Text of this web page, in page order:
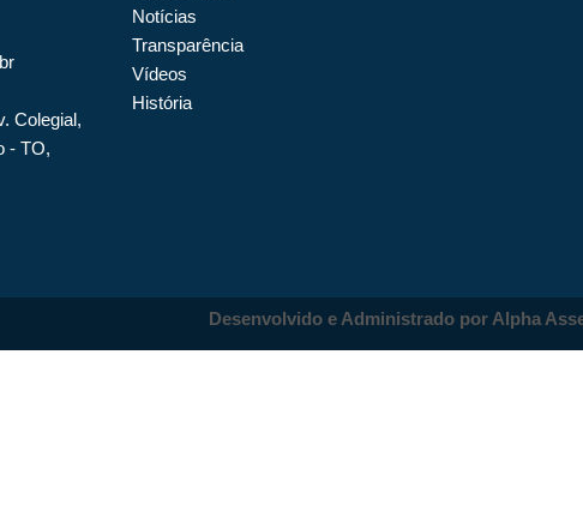
Colegial,
- TO,
Notícias
Transparência
Vídeos
História
Desenvolvido e Administrado por Alpha